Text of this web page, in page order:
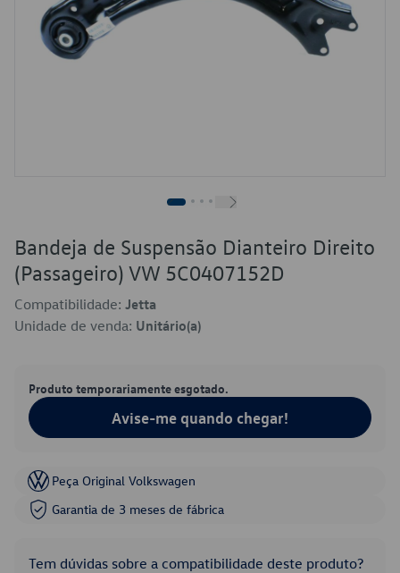
Bandeja de Suspensão Dianteiro Direito
(Passageiro) VW 5C0407152D
Compatibilidade: Jetta
Unidade de venda: Unitário(a)
Produto temporariamente esgotado.
Avise-me quando chegar!
Peça Original Volkswagen
Garantia de 3 meses de fábrica
Tem dúvidas sobre a compatibilidade deste produto?